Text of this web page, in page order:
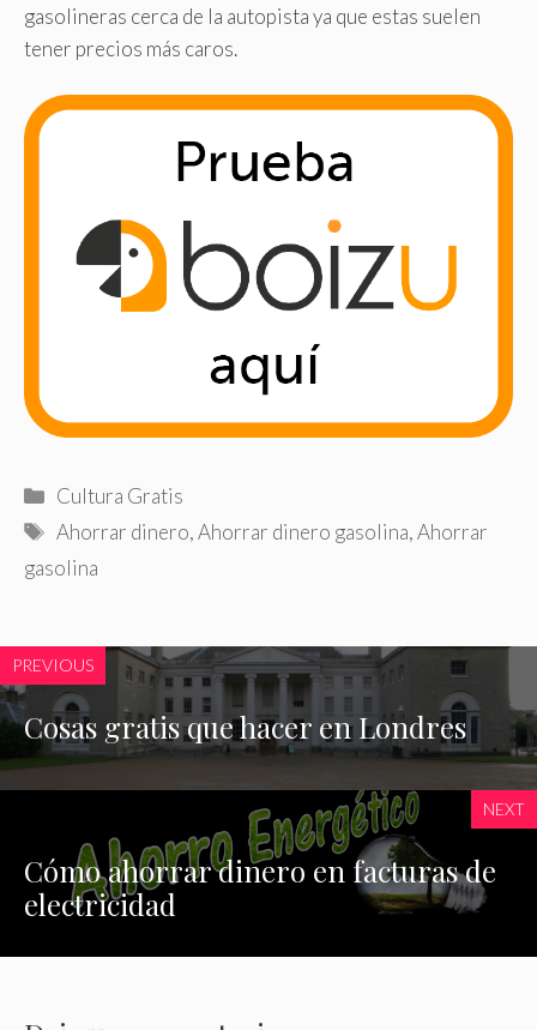
gasolineras cerca de la autopista ya que estas suelen
tener precios más caros.
Categorías
Cultura Gratis
Etiquetas
Ahorrar dinero,Ahorrar dinero gasolina,Ahorrar
gasolina
PREVIOUS
Cosas gratis que hacer en Londres
NEXT
Cómo ahorrar dinero en facturas de
electricidad